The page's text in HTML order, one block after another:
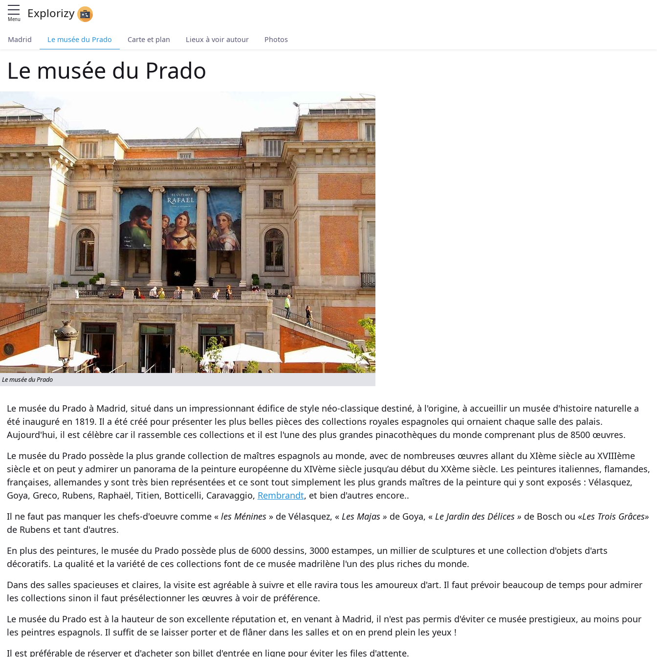
Menu Explorizy
Madrid Le musée du Prado Carte et plan Lieux à voir autour Photos
Le musée du Prado
Le musée du Prado
Le musée du Prado à Madrid, situé dans un impressionnant édifice de style néo-classiquedestiné, à l'origine, à accueillir un musée d'histoire naturelle a
été inauguré en 1819. Il a été créé pour présenter les plus belles pièces des collections royales espagnoles qui ornaient chaque salle des palais.
Aujourd'hui, il est célèbre car il rassemble ces collections et il est l'une des plus grandes pinacothèques du mondecomprenant plus de 8500 œuvres.
Le musée du Prado possède la plus grande collection de maîtres espagnols au monde, avec de nombreuses œuvres allant du XIème siècle au XVIIIème
siècle et on peut y admirer un panorama de la peinture européennedu XIVème siècle jusqu’au début du XXème siècle. Les peintures italiennes, flamandes,
françaises, allemandes y sont très bien représentées et ce sont tout simplement les plus grands maîtres de la peinturequi y sont exposés : Vélasquez,
Goya, Greco, Rubens, Raphaël, Titien, Botticelli, Caravaggio, Rembrandt, et bien d'autres encore..
Il ne faut pas manquer les chefs-d'oeuvrecomme « les Ménines » de Vélasquez, «Les Majas » de Goya, «Le Jardin des Délices » de Bosch ou «Les Trois Grâces»
de Rubens et tant d'autres.
En plus des peintures, le musée du Prado possède plus de 6000 dessins, 3000 estampes, un millier de sculptures et une collection d'objets d'arts
décoratifs. La qualité et la variété de ces collections font de ce musée madrilènel'un des plus riches du monde.
Dans des salles spacieuses et claires, la visite est agréableà suivre et elle ravira tous les amoureux d'art. Il faut prévoir beaucoup de temps pour admirer
les collections sinon il faut présélectionner les œuvres à voir de préférence.
Le musée du Prado est à la hauteur de son excellente réputation et, en venant à Madrid, il n'est pas permis d'éviter ce musée prestigieux, au moins pour
les peintres espagnols. Il suffit de se laisser porter et de flâner dans les salles et on en prend plein les yeux !
Il est préférable de réserver et d'acheter son billet d'entrée en lignepour éviter les files d'attente.